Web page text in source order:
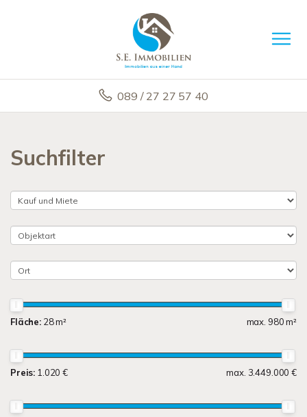
089 / 27 27 57 40
Suchfilter
Fläche: 28 m² max. 980 m²
Preis: 1.020 € max. 3.449.000 €